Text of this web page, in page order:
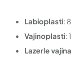
Labioplasti:
Vajinoplasti:
Lazerle